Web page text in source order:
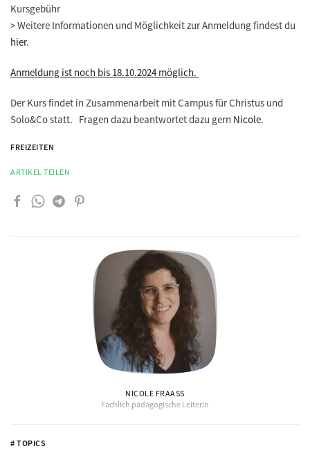
# TOPICS
Kursgebühr
> Weitere Informationen und Möglichkeit zur Anmeldung findest du
hier.
Anmeldung ist noch bis 18.10.2024 möglich.
Der Kurs findet in Zusammenarbeit mit Campus für Christus und
Solo&Co statt. Fragen dazu beantwortet dazu gern Nicole.
FREIZEITEN
ARTIKEL TEILEN
NICOLE FRAASS
Fachlich pädagogische Leiterin